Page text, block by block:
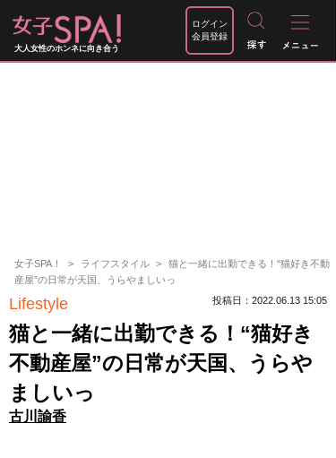
大人女性のホンネに向き合う
ログイン
会員登録
女子SPA！ ライフスタイル
猫と一緒に出勤できる！“猫好き不動
産屋”の日常が天国、うらやましいっ
Lifestyle 投稿日：2022.06.13 15:05
猫と一緒に出勤できる！“猫好き
不動産屋”の日常が天国、うらや
ましいっ
古川諭香